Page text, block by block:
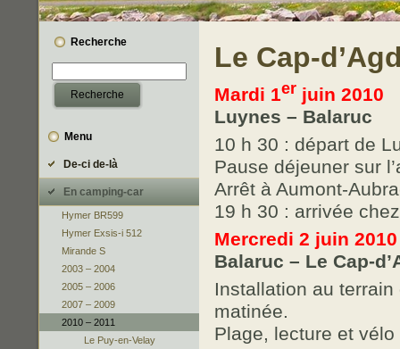
Recherche
Menu
De-ci de-là
En camping-car
Hymer BR599
Hymer Exsis-i 512
Mirande S
2003 – 2004
2005 – 2006
2007 – 2009
2010 – 2011
Le Puy-en-Velay
Le Cap-
Mardi 1er juin 2010
Luynes – Balaruc
10 h 30 : départ de
Pause déjeuner sur
Arrêt à Aumont-
19 h 30 : arrivée
Mercredi 2 juin 2010
Balaruc – Le Cap-
Installation au
matinée.
Plage, lecture et vélo